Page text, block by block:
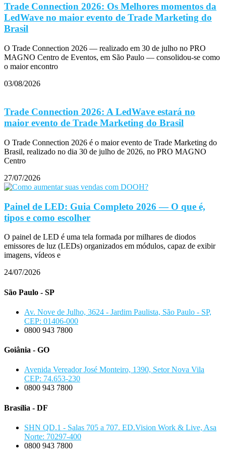
Trade Connection 2026: Os Melhores momentos da
LedWave no maior evento de Trade Marketing do
Brasil
O Trade Connection 2026 — realizado em 30 de julho no PRO
MAGNO Centro de Eventos, em São Paulo — consolidou-se como
o maior encontro
03/08/2026
Trade Connection 2026: A LedWave estará no
maior evento de Trade Marketing do Brasil
O Trade Connection 2026 é o maior evento de Trade Marketing do
Brasil, realizado no dia 30 de julho de 2026, no PRO MAGNO
Centro
27/07/2026
Painel de LED: Guia Completo 2026 — O que é,
tipos e como escolher
O painel de LED é uma tela formada por milhares de diodos
emissores de luz (LEDs) organizados em módulos, capaz de exibir
imagens, vídeos e
24/07/2026
São Paulo - SP
Av. Nove de Julho, 3624 - Jardim Paulista, São Paulo - SP,
CEP: 01406-000
0800 943 7800
Goiânia - GO
Avenida Vereador José Monteiro, 1390, Setor Nova Vila
CEP: 74.653-230
0800 943 7800
Brasília - DF
SHN QD.1 - Salas 705 a 707. ED.Vision Work & Live, Asa
Norte: 70297-400
0800 943 7800